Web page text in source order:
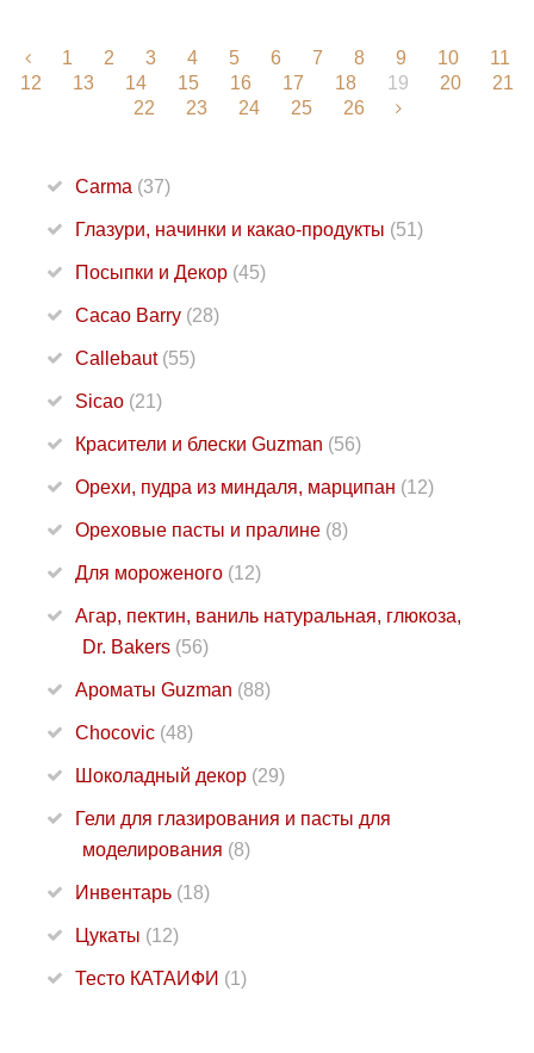
1 2 3 4 5 6 7 8 9 10
11
12
13 14 15 16 17 18 19 20
21
22
23 24 25 26
Carma (37)
Глазури, начинки и какао-продукты (51)
Посыпки и Декор (45)
Cacao Barry (28)
Callebaut (55)
Sicao (21)
Красители и блески Guzman (56)
Орехи, пудра из миндаля, марципан (12)
Ореховые пасты и пралине (8)
Для мороженого (12)
Агар, пектин, ваниль натуральная, глюкоза,
Dr. Bakers (56)
Ароматы Guzman (88)
Chocovic (48)
Шоколадный декор (29)
Гели для глазирования и пасты для
моделирования (8)
Инвентарь (18)
Цукаты (12)
Тесто КАТАИФИ (1)